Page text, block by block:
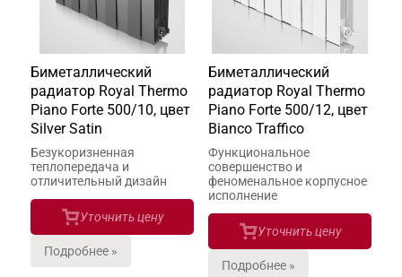
Биметаллический
радиатор Royal Thermo
Piano Forte 500/10, цвет
Silver Satin
Безукоризненная
теплопередача и
отличительный дизайн
Уточнить цену
Подробнее »
Биметаллический
радиатор Royal Thermo
Piano Forte 500/12, цвет
Bianco Traffico
Функциональное
совершенство и
феноменальное корпусное
исполнение
Уточнить цену
Подробнее »